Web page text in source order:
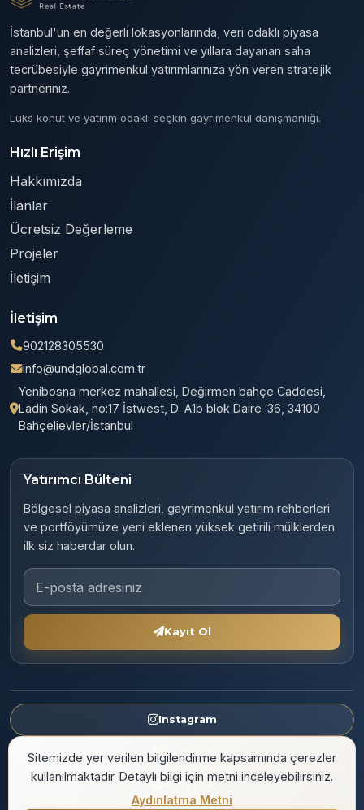
İstanbul'un en değerli lokasyonlarında; veri odaklı piyasa
analizleri, şeffaf süreç yönetimi ve yıllara dayanan saha
tecrübesiyle gayrimenkul yatırımlarınıza yön veren stratejik
partneriniz.
Lüks konut ve yatırım odaklı seçkin gayrimenkul danışmanlığı.
Hızlı Erişim
Hakkımızda
İlanlar
Ücretsiz Değerleme
Projeler
İletişim
İletişim
902128305530
info@undglobal.com.tr
Yenibosna merkez mahallesi, Değirmen bahçe Caddesi,
Ladin Sokak, no:17 İstwest, D: A1b blok Daire :36, 34100
Bahçelievler/İstanbul
Yatırımcı Bülteni
Bölgesel piyasa analizleri, gayrimenkul yatırım rehberleri
ve portföyümüze yeni eklenen yüksek getirili mülklerden
ilk siz haberdar olun.
E-posta adresiniz
Kayıt Ol
Instagram
Facebook
YouTube
Sitemizde yer verilen bilgilendirme kapsamında çerezler
kullanılmaktadır. Detaylı bilgi için metni inceleyebilirsiniz.
Aydınlatma Metni